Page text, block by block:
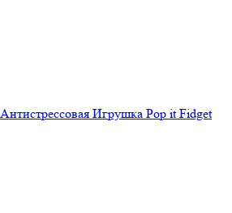
Антистрессовая Игрушка Pop it Fidget